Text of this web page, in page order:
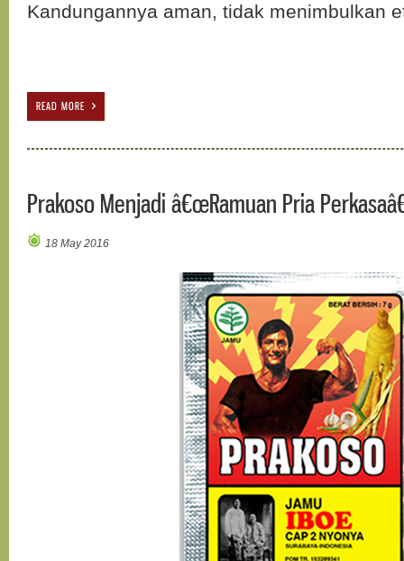
Kandungannya aman, tidak menimbulkan
READ MORE
Prakoso Menjadi â€œRamuan Pria
18 May 2016